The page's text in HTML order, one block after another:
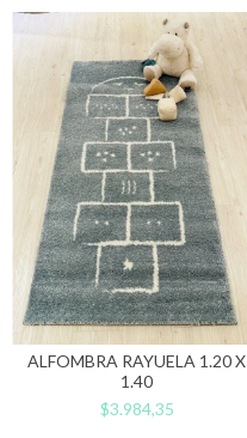
ALFOMBRA RAYUELA 1.20 X
1.40
$3.984,35